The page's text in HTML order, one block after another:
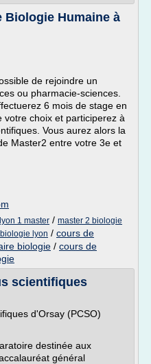
Biologie Humaine à
de rejoindre un
ou pharmacie-sciences.
6 mois de stage en
votre choix et participerez à
Vous aurez alors la
Master2 entre votre 3e et
1 master / master 2 biologie
lyon / cours de
biologie / cours de
scientifiques
d'Orsay (PCSO)
destinée aux
général